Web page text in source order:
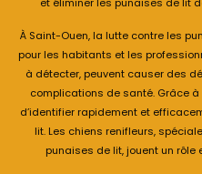
et éliminer les punaises de lit
À Saint-Ouen, la lutte contre les
pour les habitants et les
à détecter, peuvent causer des
complications de santé. Grâce
d’identifier rapidement et
lit. Les chiens renifleurs,
punaises de lit, jouent un